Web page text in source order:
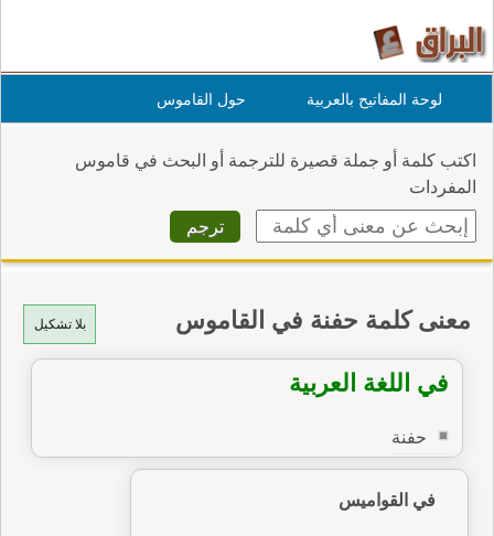
لوحة المفاتيح بالعربية حول القاموس
اكتب كلمة أو جملة قصيرة للترجمة أو البحث في قاموس
المفردات
بلا تشكيل معنى كلمة حفنة في القاموس
في اللغة العربية
حفنة
في القواميس